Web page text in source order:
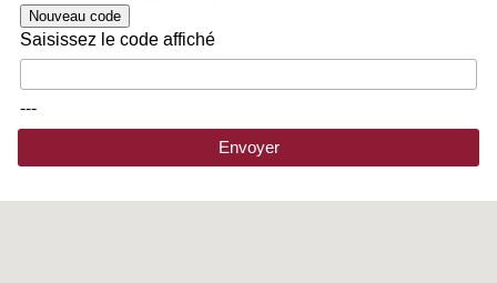
Nouveau code
Saisissez le code affiché
---
Envoyer